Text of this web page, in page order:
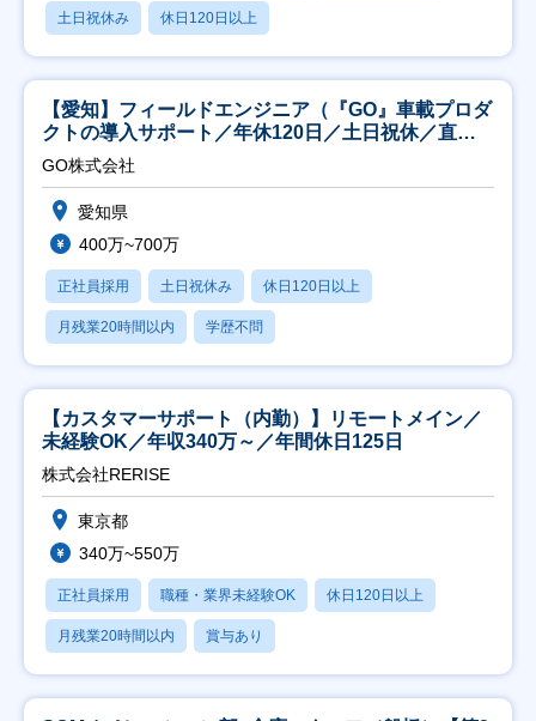
土日祝休み 休日120日以上
【愛知】フィールドエンジニア（『GO』車載プロダ
クトの導入サポート／年休120日／土日祝休／直行
直帰
GO株式会社
愛知県
400万~700万
正社員採用 土日祝休み 休日120日以上
月残業20時間以内 学歴不問
【カスタマーサポート（内勤）】リモートメイン／
未経験OK／年収340万～／年間休日125日
株式会社RERISE
東京都
340万~550万
正社員採用 職種・業界未経験OK 休日120日以上
月残業20時間以内 賞与あり